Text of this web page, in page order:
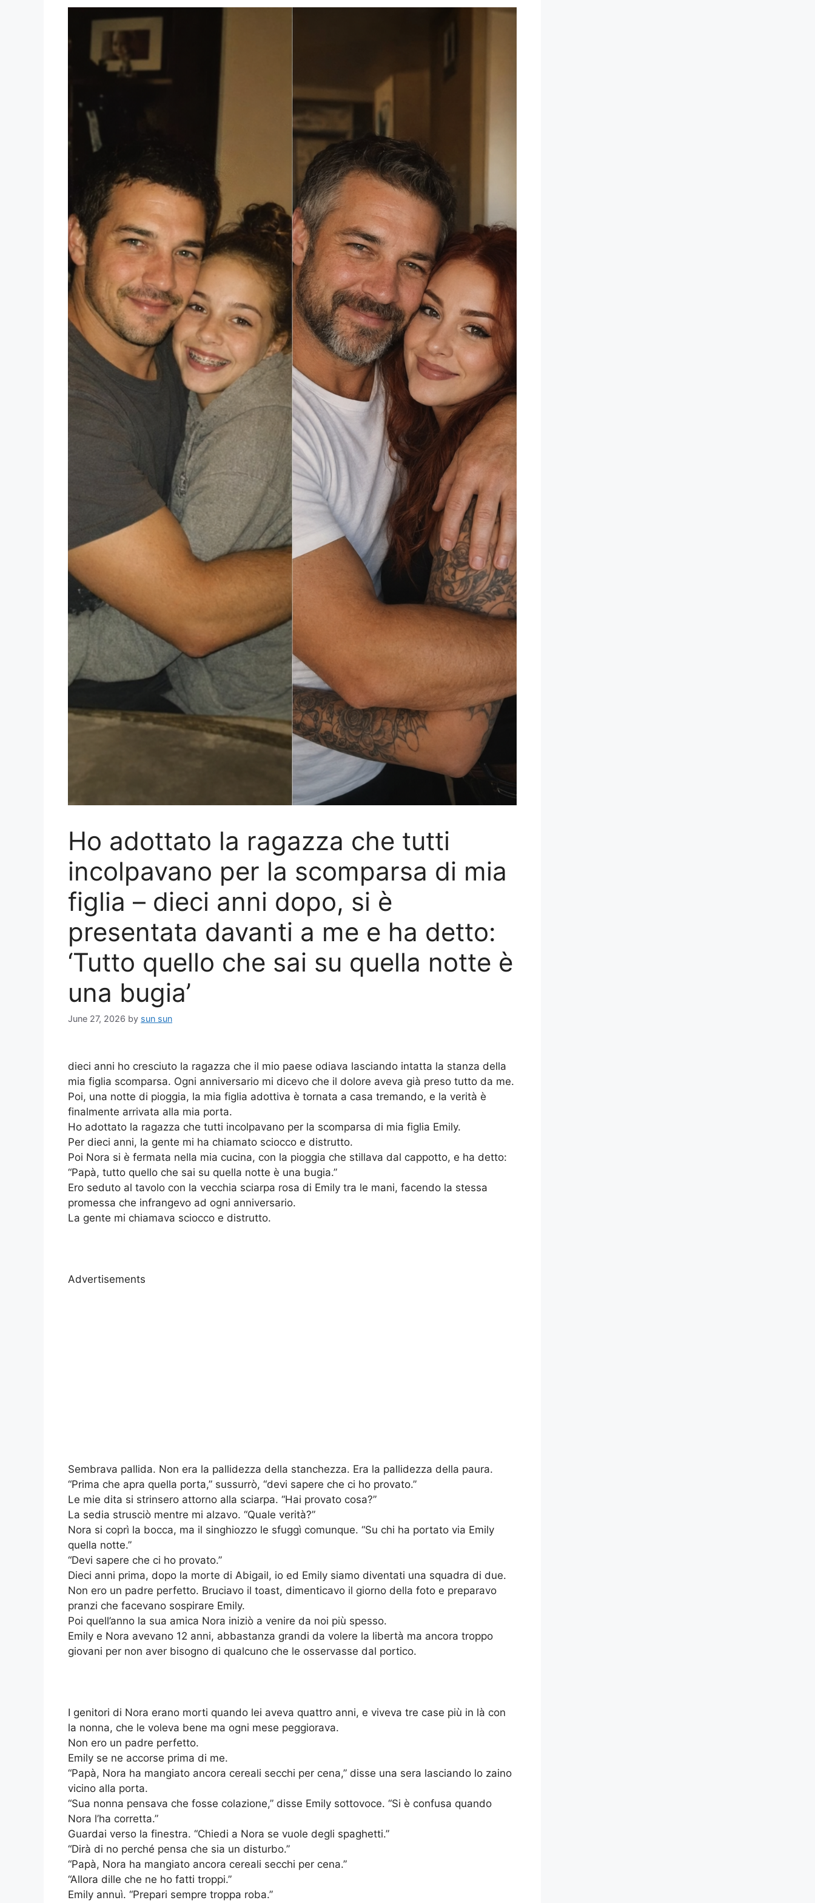
Ho adottato la ragazza che tutti
incolpavano per la scomparsa di mia
figlia – dieci anni dopo, si è
presentata davanti a me e ha detto:
‘Tutto quello che sai su quella notte è
una bugia’
June 27, 2026 by sun sun
dieci anni ho cresciuto la ragazza che il mio paese odiava lasciando intatta la stanza della
mia figlia scomparsa. Ogni anniversario mi dicevo che il dolore aveva già preso tutto da me.
Poi, una notte di pioggia, la mia figlia adottiva è tornata a casa tremando, e la verità è
finalmente arrivata alla mia porta.
Ho adottato la ragazza che tutti incolpavano per la scomparsa di mia figlia Emily.
Per dieci anni, la gente mi ha chiamato sciocco e distrutto.
Poi Nora si è fermata nella mia cucina, con la pioggia che stillava dal cappotto, e ha detto:
“Papà, tutto quello che sai su quella notte è una bugia.”
Ero seduto al tavolo con la vecchia sciarpa rosa di Emily tra le mani, facendo la stessa
promessa che infrangevo ad ogni anniversario.
La gente mi chiamava sciocco e distrutto.
Advertisements
Sembrava pallida. Non era la pallidezza della stanchezza. Era la pallidezza della paura.
“Prima che apra quella porta,” sussurrò, “devi sapere che ci ho provato.”
Le mie dita si strinsero attorno alla sciarpa. “Hai provato cosa?”
La sedia strusciò mentre mi alzavo. “Quale verità?”
Nora si coprì la bocca, ma il singhiozzo le sfuggì comunque. “Su chi ha portato via Emily
quella notte.”
“Devi sapere che ci ho provato.”
Dieci anni prima, dopo la morte di Abigail, io ed Emily siamo diventati una squadra di due.
Non ero un padre perfetto. Bruciavo il toast, dimenticavo il giorno della foto e preparavo
pranzi che facevano sospirare Emily.
Poi quell’anno la sua amica Nora iniziò a venire da noi più spesso.
Emily e Nora avevano 12 anni, abbastanza grandi da volere la libertà ma ancora troppo
giovani per non aver bisogno di qualcuno che le osservasse dal portico.
I genitori di Nora erano morti quando lei aveva quattro anni, e viveva tre case più in là con
la nonna, che le voleva bene ma ogni mese peggiorava.
Non ero un padre perfetto.
Emily se ne accorse prima di me.
“Papà, Nora ha mangiato ancora cereali secchi per cena,” disse una sera lasciando lo zaino
vicino alla porta.
“Sua nonna pensava che fosse colazione,” disse Emily sottovoce. “Si è confusa quando
Nora l’ha corretta.”
Guardai verso la finestra. “Chiedi a Nora se vuole degli spaghetti.”
“Dirà di no perché pensa che sia un disturbo.”
“Papà, Nora ha mangiato ancora cereali secchi per cena.”
“Allora dille che ne ho fatti troppi.”
Emily annuì. “Prepari sempre troppa roba.”